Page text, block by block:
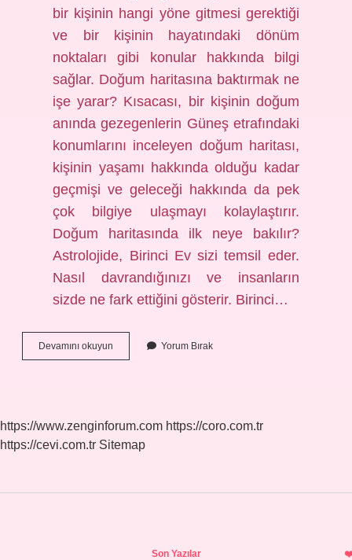
bir kişinin hangi yöne gitmesi gerektiği
ve bir kişinin hayatındaki dönüm
noktaları gibi konular hakkında bilgi
sağlar. Doğum haritasına baktırmak ne
işe yarar? Kısacası, bir kişinin doğum
anında gezegenlerin Güneş etrafındaki
konumlarını inceleyen doğum haritası,
kişinin yaşamı hakkında olduğu kadar
geçmişi ve geleceği hakkında da pek
çok bilgiye ulaşmayı kolaylaştırır.
Doğum haritasında ilk neye bakılır?
Astrolojide, Birinci Ev sizi temsil eder.
Nasıl davrandığınızı ve insanların
sizde ne fark ettiğini gösterir. Birinci…
Devamını okuyun
Haritası
Yorum Bırak
https://www.zenginforum.com https://coro.com.tr
https://cevi.com.tr Sitemap
Son Yazılar